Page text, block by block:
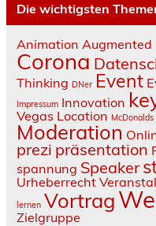
Die wichtigsten
Animation Augmented
Corona
Thinking DNer Event
Impressum Innovation
Vegas Location McDonalds
Moderation
prezi präsentation
spannung Speaker
Urheberrecht
lernen Vortrag
Zielgruppe